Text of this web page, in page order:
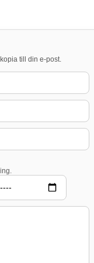
till din e-post.